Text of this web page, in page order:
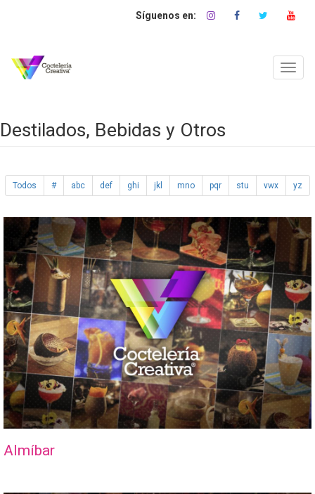
Destilados, Bebidas y Otros
Todos # abc def ghi jkl mno pqr stu vwx yz
Almíbar